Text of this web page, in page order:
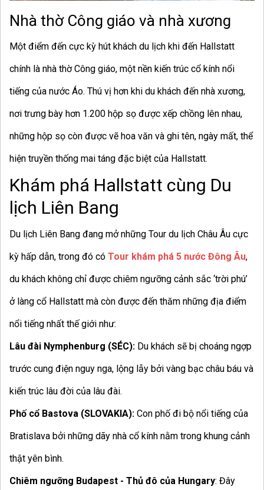
Nhà thờ Công giáo và nhà xương
Một điểm đến cực kỳ hút khách du lịch khi đến Hallstatt
chính là nhà thờ Công giáo, một nền kiến trúc cổ kính nổi
tiếng của nước Áo. Thú vị hơn khi du khách đến nhà xương,
nơi trưng bày hơn 1.200 hộp sọ được xếp chồng lên nhau,
những hộp sọ còn được vẽ hoa văn và ghi tên, ngày mất, thể
hiện truyền thống mai táng đặc biệt của Hallstatt.
Khám phá Hallstatt cùng Du
lịch Liên Bang
Du lịch Liên Bang đang mở những Tour du lịch Châu Âu cực
kỳ hấp dẫn, trong đó có Tour khám phá 5 nước Đông Âu,
du khách không chỉ được chiêm ngưỡng cảnh sắc ‘trời phú’
ở làng cổ Hallstatt mà còn được đến thăm những địa điểm
nổi tiếng nhất thế giới như:
Lâu đài Nymphenburg (SÉC): Du khách sẽ bị choáng ngợp
trước cung điện nguy nga, lộng lẫy bởi vàng bạc châu báu và
kiến trúc lâu đời của lâu đài.
Phố cổ Bastova (SLOVAKIA): Con phố đi bộ nổi tiếng của
Bratislava bởi những dãy nhà cổ kính nằm trong khung cảnh
thật yên bình.
Chiêm ngưỡng Budapest - Thủ đô của Hungary: Đây